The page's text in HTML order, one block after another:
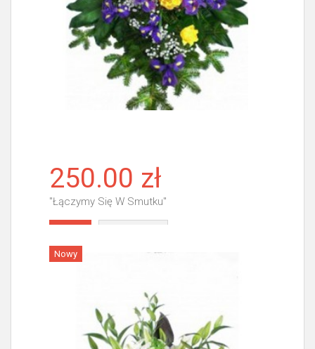
250.00 zł
"Łączymy Się W Smutku"
Nowy